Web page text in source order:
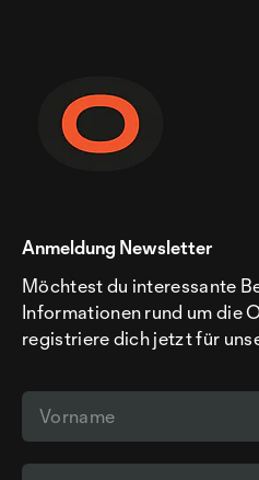
Anmeldung Newsletter
Möchtest du interessante
Informationen rund um die
registriere dich jetzt für